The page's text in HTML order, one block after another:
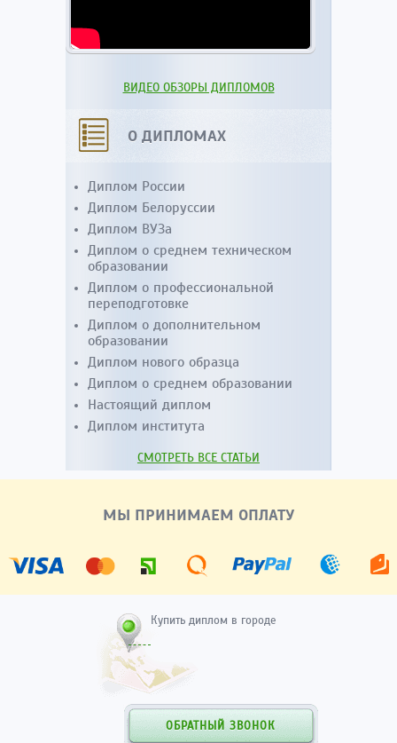
ВИДЕО ОБЗОРЫ ДИПЛОМОВ
О ДИПЛОМАХ
Диплом России
Диплом Белоруссии
Диплом ВУЗа
Диплом о среднем техническом
образовании
Диплом о профессиональной
переподготовке
Диплом о дополнительном
образовании
Диплом нового образца
Диплом о среднем образовании
Настоящий диплом
Диплом института
СМОТРЕТЬ ВСЕ СТАТЬИ
МЫ ПРИНИМАЕМ ОПЛАТУ
Купить диплом в городе
ОБРАТНЫЙ ЗВОНОК